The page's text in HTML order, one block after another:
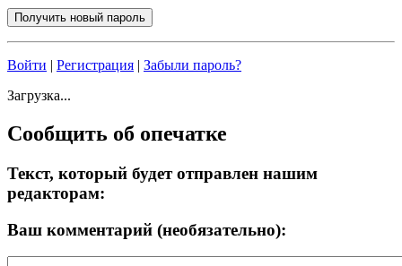
Войти | Регистрация | Забыли пароль?
Загрузка...
Сообщить об опечатке
Текст, который будет отправлен нашим
редакторам:
Ваш комментарий (необязательно):